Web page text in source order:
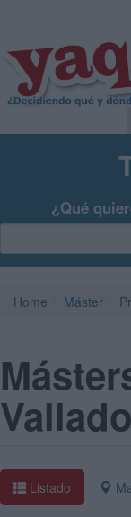
¿Qué
Home Máster
Listado